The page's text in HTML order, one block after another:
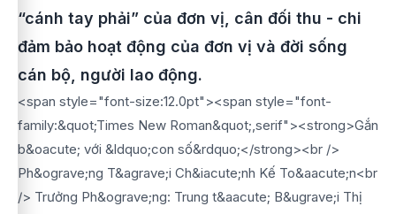
“cánh tay phải” của đơn vị, cân đối thu - chi
đảm bảo hoạt động của đơn vị và đời sống
cán bộ, người lao động.
<span style="font-size:12.0pt"><span style="font-
family:&quot;Times New Roman&quot;,serif"><strong>Gắn
b&oacute; với &ldquo;con số&rdquo;</strong><br />
Ph&ograve;ng T&agrave;i Ch&iacute;nh Kế To&aacute;n<br
/> Trưởng Ph&ograve;ng: Trung t&aacute; B&ugrave;i Thị